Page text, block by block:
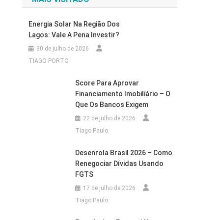
Energia Solar Na Região Dos
Lagos: Vale A Pena Investir?
30 de julho de 2026
TIAGO PORTO
Score Para Aprovar
Financiamento Imobiliário – O
Que Os Bancos Exigem
22 de julho de 2026
Tiago Paulo
Desenrola Brasil 2026 – Como
Renegociar Dívidas Usando
FGTS
17 de julho de 2026
Tiago Paulo